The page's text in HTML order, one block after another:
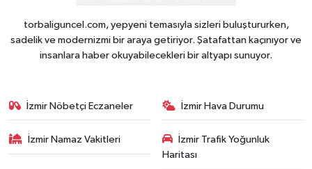
torbaliguncel.com, yepyeni temasıyla sizleri buluştururken,
sadelik ve modernizmi bir araya getiriyor. Şatafattan kaçınıyor ve
insanlara haber okuyabilecekleri bir altyapı sunuyor.
İzmir Nöbetçi Eczaneler İzmir Hava Durumu
İzmir Namaz Vakitleri
İzmir Trafik Yoğunluk
Haritası